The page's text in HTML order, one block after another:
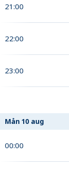
21:00
22:00
23:00
Mån 10 aug
00:00